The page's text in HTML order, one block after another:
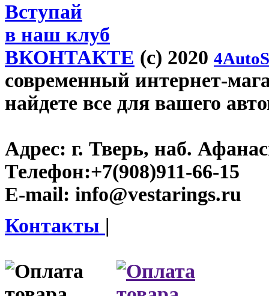
Вступай
в наш клуб
ВКОНТАКТЕ (c) 2020
современный интернет-
найдете все для вашего
Адрес: г. Тверь, наб.
Телефон:+7(908)911-66-15
E-mail: info@vestarings.ru
Контакты |